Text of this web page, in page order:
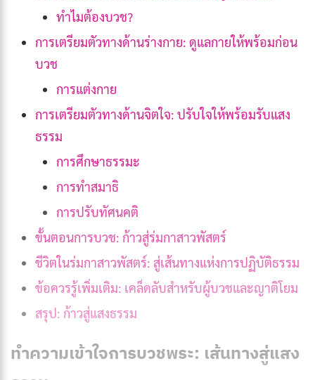
ทำไมต้องบวช?
การเตรียมตัวทางด้านร่างกาย: ดูแลกายให้พร้อมก่อน
บวช
การแต่งกาย
การเตรียมตัวทางด้านจิตใจ: ปรับใจให้พร้อมรับแสง
ธรรม
การศึกษาธรรมะ
การทำสมาธิ
การปรับทัศนคติ
ขั้นตอนการบวช: ก้าวสู่ร่มกาสาวพัสตร์
ชีวิตในร่มกาสาวพัสตร์: สู่เส้นทางแห่งการปฏิบัติธรรม
ข้อควรรู้เพิ่มเติม: เคล็ดลับสำหรับผู้บวชและญาติโยม
สรุป: ก้าวสู่แสงธรรม
ทำความเข้าใจการบวชพระ: เส้นทางสู่แสง